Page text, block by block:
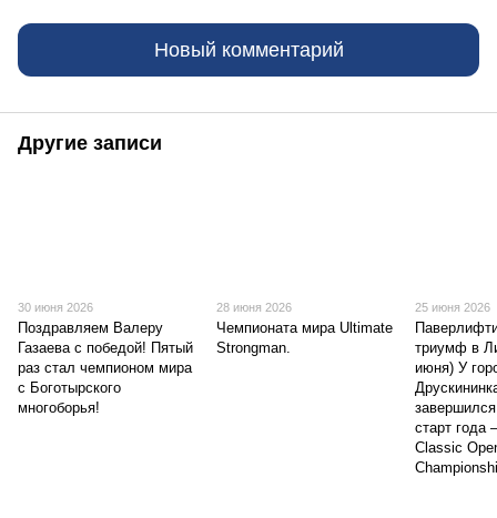
Новый комментарий
Другие записи
30 июня 2026
Поздравляем Валеру
Газаева с победой! Пятый
раз стал чемпионом мира
с Боготырского
многоборья!
28 июня 2026
Чемпионата мира Ultimate
Strongman.
25 июня 2026
триумф в
июня) У
старт года
Classic